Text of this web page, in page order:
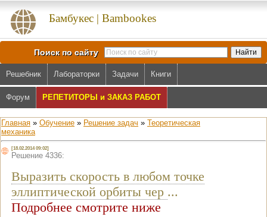
Бамбукес | Bambookes
Поиск по сайту
Решебник Лабораторки Задачи Книги
Форум РЕПЕТИТОРЫ и ЗАКАЗ РАБОТ
Главная » Обучение » Решение задач » Теоретическая
механика
[18.02.2014 09:02]
Решение 4336:
Выразить скорость в любом точке
эллиптической орбиты чер ...
Подробнее смотрите ниже